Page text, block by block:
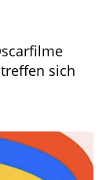
sich